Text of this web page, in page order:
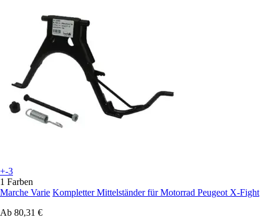
+-3
1 Farben
Marche Varie Kompletter Mittelständer für Motorrad Peugeot X-Fight
Ab 80,31 €